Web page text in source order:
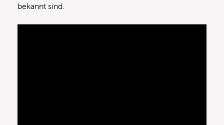
bekannt sind.